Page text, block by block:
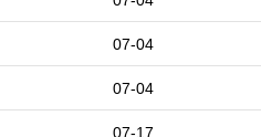
07-04
07-04
07-17